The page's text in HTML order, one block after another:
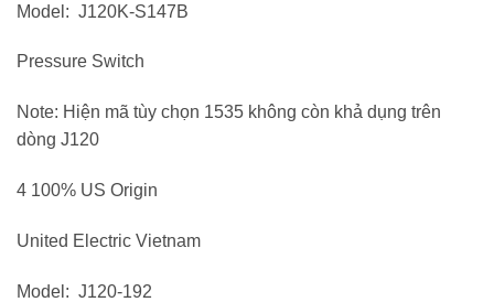
Model: J120K-S147B
Pressure Switch
Note: Hiện mã tùy chọn 1535 không còn khả dụng trên
dòng J120
4 100% US Origin
United Electric Vietnam
Model: J120-192